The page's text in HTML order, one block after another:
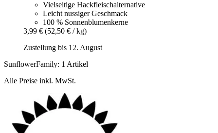
Vielseitige Hackfleischalternative
Leicht nussiger Geschmack
100 % Sonnenblumenkerne
3,99 € (52,50 € / kg)
Zustellung bis 12. August
SunflowerFamily: 1 Artikel
Alle Preise inkl. MwSt.